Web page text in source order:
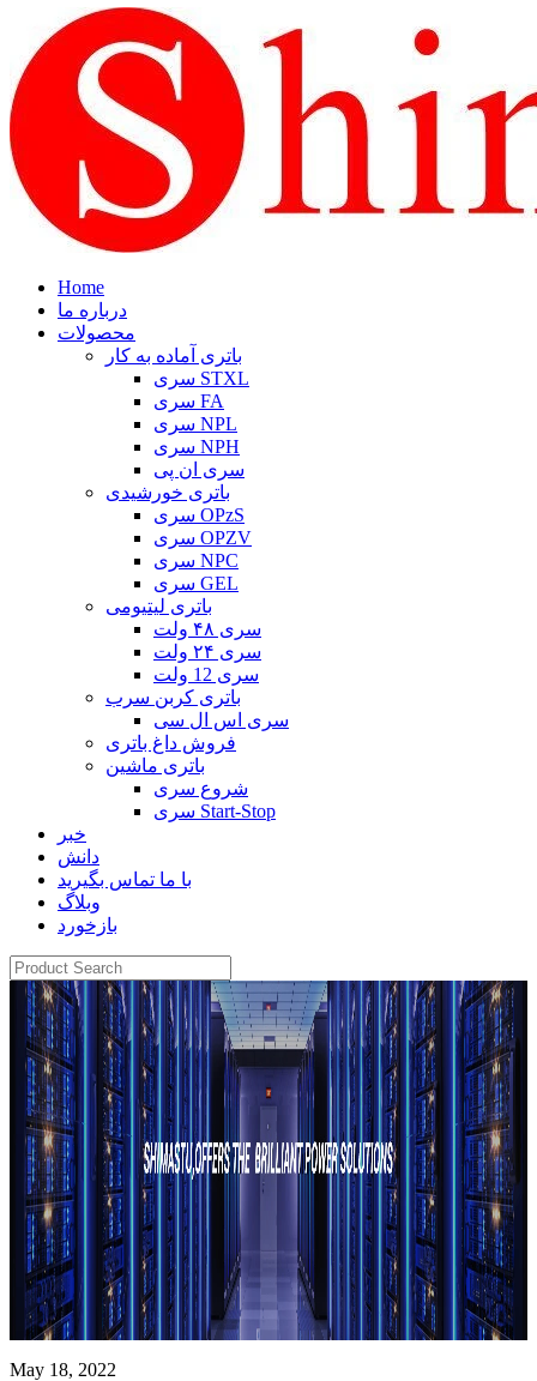
Home
درباره ما
محصولات
باتری آماده به کار
سری STXL
سری FA
سری NPL
سری NPH
سری ان پی
باتری خورشیدی
سری OPzS
سری OPZV
سری NPC
سری GEL
باتری لیتیومی
سری ۴۸ ولت
سری ۲۴ ولت
سری 12 ولت
باتری کربن سرب
سری اس ال سی
فروش داغ باتری
باتری ماشین
شروع سری
سری Start-Stop
خبر
دانش
با ما تماس بگیرید
وبلاگ
بازخورد
May 18, 2022